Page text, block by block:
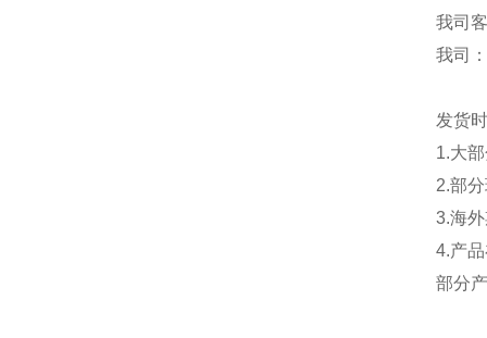
我司
我司
发货
1.大
2.部
3.海
4.产
部分